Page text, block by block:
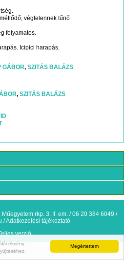
Megértettem
élmény
végtelennek tűnő
folyamatos.
Icipici harapás.
GÁBOR SZITÁS BALÁZS
SZITÁS BALÁZS
rkp. 3. II. em. / 06 20 384 6049 /
/Adatkezelési tájékoztató
verzió